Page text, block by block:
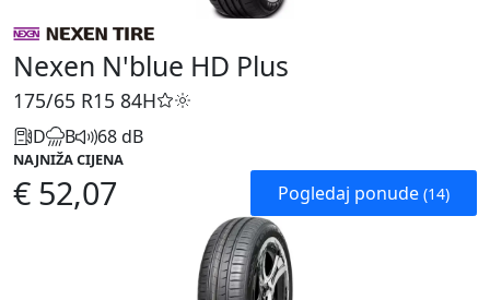
Nexen N'blue HD Plus
175/65 R15 84H
D B 68 dB
NAJNIŽA CIJENA
€ 52,07 Pogledaj ponude (14)